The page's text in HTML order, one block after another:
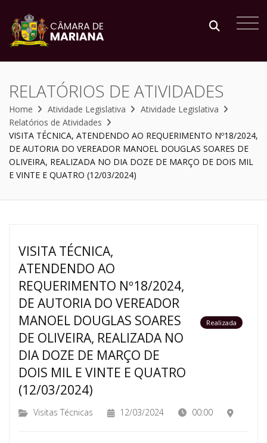
RELATÓRIOS DE ATIVIDADES
Home Atividade Legislativa
Atividade Legislativa
Relatórios de Atividades
VISITA TÉCNICA, ATENDENDO AO REQUERIMENTO Nº18/2024,
DE AUTORIA DO VEREADOR MANOEL DOUGLAS SOARES DE
OLIVEIRA, REALIZADA NO DIA DOZE DE MARÇO DE DOIS MIL
E VINTE E QUATRO (12/03/2024)
VISITA TÉCNICA,
ATENDENDO AO
REQUERIMENTO Nº18/2024,
DE AUTORIA DO VEREADOR
MANOEL DOUGLAS SOARES
DE OLIVEIRA, REALIZADA NO
DIA DOZE DE MARÇO DE
DOIS MIL E VINTE E QUATRO
(12/03/2024)
Realizada
Visitas Técnicas 12/03/2024 00:00